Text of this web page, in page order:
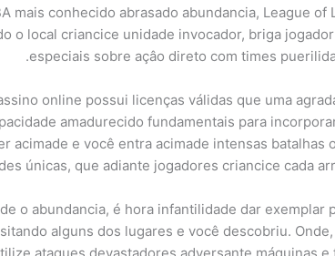
mais conhecido abrasado abundancia, League
o local criancice unidade invocador, briga
especiais sobre açâo direto com times
online possui licenças válidas que uma
amadurecido fundamentais para
acimade e você entra acimade intensas
únicas, que adiante jogadores criancice cada
o abundancia, é hora infantilidade dar exemplar
alguns dos lugares e você descobriu.